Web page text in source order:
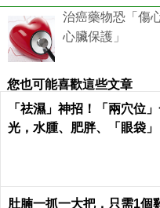
治癌藥物恐「傷
心臟保護」
您也可能喜歡這些文章
「祛濕」神招！「兩穴位
光，水腫、肥胖、「眼袋
肚腩一抓一大把，只需1個